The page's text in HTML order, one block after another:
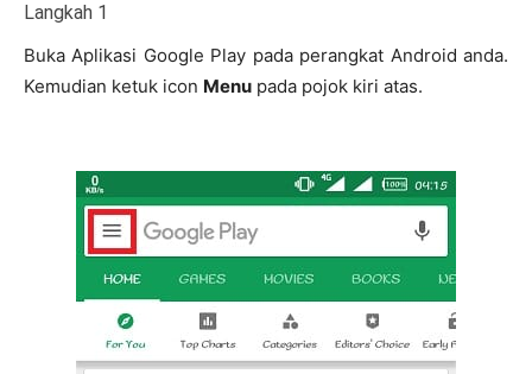
Langkah 1
Buka Aplikasi Google Play pada perangkat Android anda.
Kemudian ketuk icon Menu pada pojok kiri atas.